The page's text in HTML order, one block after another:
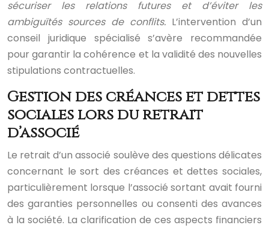
sécuriser les relations futures et d’éviter les
ambiguïtés sources de conflits. L’intervention d’un
conseil juridique spécialisé s’avère recommandée
pour garantir la cohérence et la validité des nouvelles
stipulations contractuelles.
Gestion des créances et dettes
sociales lors du retrait
d’associé
Le retrait d’un associé soulève des questions délicates
concernant le sort des créances et dettes sociales,
particulièrement lorsque l’associé sortant avait fourni
des garanties personnelles ou consenti des avances
à la société. La clarification de ces aspects financiers